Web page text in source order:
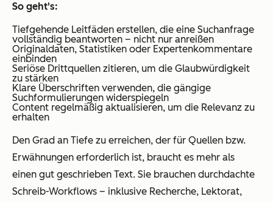
So geht's:
Tiefgehende Leitfäden erstellen, die eine Suchanfrage
vollständig beantworten – nicht nur anreißen
Originaldaten, Statistiken oder Expertenkommentare
einbinden
Seriöse Drittquellen zitieren, um die Glaubwürdigkeit
zu stärken
Klare Überschriften verwenden, die gängige
Suchformulierungen widerspiegeln
Content regelmäßig aktualisieren, um die Relevanz zu
erhalten
Den Grad an Tiefe zu erreichen, der für Quellen bzw.
Erwähnungen erforderlich ist, braucht es mehr als
einen gut geschrieben Text. Sie brauchen durchdachte
Schreib-Workflows – inklusive Recherche, Lektorat,